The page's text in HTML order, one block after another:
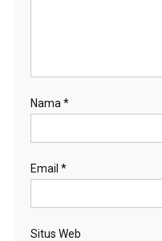
Nama *
Email *
Situs Web